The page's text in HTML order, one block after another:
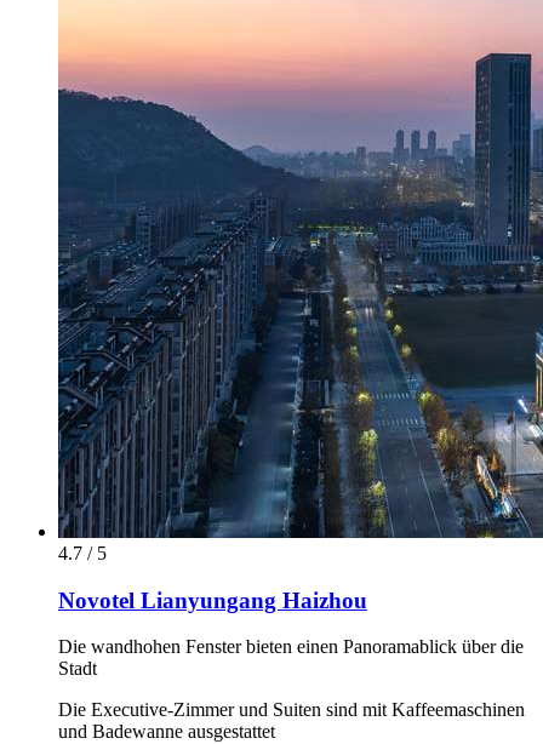
4.7 / 5
Novotel Lianyungang Haizhou
Die wandhohen Fenster bieten einen Panoramablick über die
Stadt
Die Executive-Zimmer und Suiten sind mit Kaffeemaschinen
und Badewanne ausgestattet